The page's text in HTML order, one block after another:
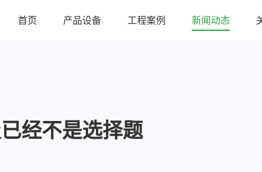
首页 产品设备 工程案例 新闻动态
经不是选择题